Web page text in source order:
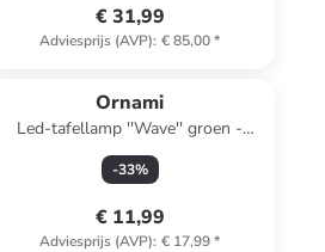
€ 31,99
Adviesprijs (AVP): € 85,00*
Ornami
Led-tafellamp ''Wave'' groen -
(H)27 x Ø 11 cm
-33%
€ 11,99
Adviesprijs (AVP): € 17,99*